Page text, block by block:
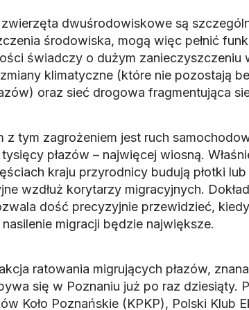
zwierzęta dwuśrodowiskowe są
środowiska, mogą więc pełnić
świadczy o dużym zanieczyszczeniu
klimatyczne (które nie pozostają
oraz sieć drogowa fragmentująca
z tym zagrożeniem jest ruch
płazów – najwięcej wiosną.
kraju przyrodnicy budują płotki
wzdłuż korytarzy migracyjnych.
dość precyzyjnie przewidzieć,
migracji będzie największe.
ratowania migrujących płazów,
się w Poznaniu już po raz dziesiąty.
Koło Poznańskie (KPKP), Polski Klub